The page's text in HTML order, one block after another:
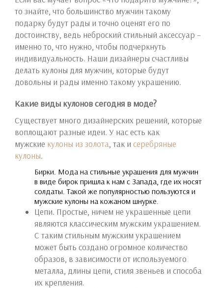
то знайте, что большинство мужчин такому
подарку будут рады и точно оценят его по
достоинству, ведь неброский стильный аксессуар –
именно то, что нужно, чтобы подчеркнуть
индивидуальность. Наши дизайнеры счастливы
делать кулоны для мужчин, которые будут
довольны и рады именно такому украшению.
Какие виды кулонов сегодня в моде?
Существует много дизайнерских решений, которые
воплощают разные идеи. У нас есть как
мужские кулоны из золота , так и серебряные
кулоны.
Бирки. Мода на стильные украшения для мужчин
в виде бирок пришла к нам с Запада, где их носят
солдаты. Такой же популярностью пользуются и
мужские кулоны на кожаном шнурке.
Цепи. Простые, ничем не украшенные цепи
являются классическим мужским украшением.
С таким стильным мужским украшением
может быть создано огромное количество
образов, в зависимости от используемого
металла, длины цепи, стиля звеньев и способа
их крепления.